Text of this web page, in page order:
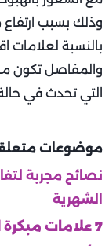
وذلك بسبب ارتفاع
بالنسبة لعلامات
والمفاصل تكون
التي تحدث في
موضوعات
نصائح مجربة
الشهرية
7 علامات مبكرة لحدوث الحمل